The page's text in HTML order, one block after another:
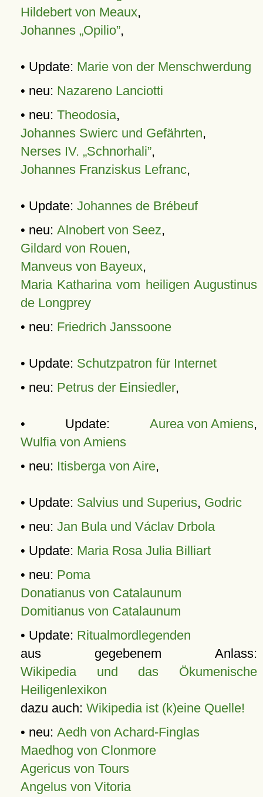
Hildebert von Meaux,
Johannes „Opilio”,
• Update: Marie von der Menschwerdung
• neu: Nazareno Lanciotti
• neu: Theodosia,
Johannes Swierc und Gefährten,
Nerses IV. „Schnorhali”,
Johannes Franziskus Lefranc,
• Update: Johannes de Brébeuf
• neu: Alnobert von Seez,
Gildard von Rouen,
Manveus von Bayeux,
Maria Katharina vom heiligen Augustinus
de Longprey
• neu: Friedrich Janssoone
• Update: Schutzpatron für Internet
• neu: Petrus der Einsiedler,
• Update: Aurea von Amiens,
Wulfia von Amiens
• neu: Itisberga von Aire,
• Update: Salvius und Superius, Godric
• neu: Jan Bula und Václav Drbola
• Update: Maria Rosa Julia Billiart
• neu: Poma
Donatianus von Catalaunum
Domitianus von Catalaunum
• Update: Ritualmordlegenden
aus gegebenem Anlass:
Wikipedia und das Ökumenische
Heiligenlexikon
dazu auch: Wikipedia ist (k)eine Quelle!
• neu: Aedh von Achard-Finglas
Maedhog von Clonmore
Agericus von Tours
Angelus von Vitoria